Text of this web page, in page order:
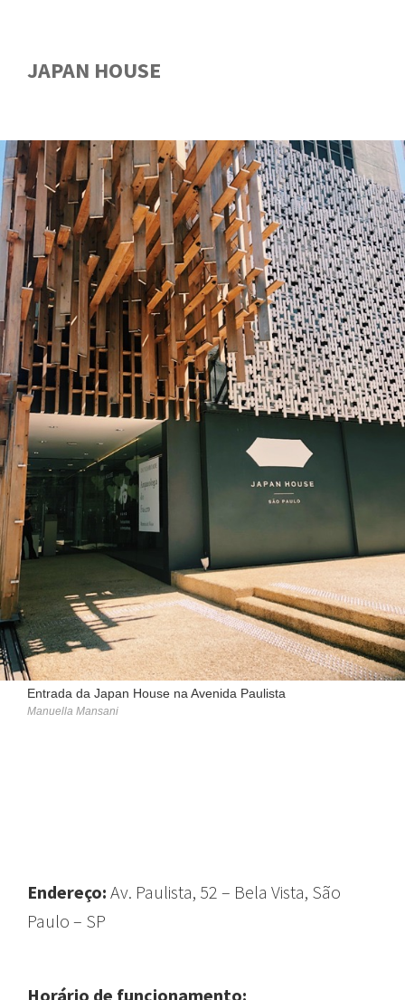
JAPAN HOUSE
Entrada da Japan House na Avenida Paulista
Manuella Mansani
Endereço: Av. Paulista, 52 – Bela Vista, São
Paulo – SP
Horário de funcionamento: